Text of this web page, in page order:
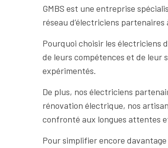
GMBS est une entreprise
réseau d’électriciens
Pourquoi choisir les électriciens
de leurs compétences et de leur
expérimentés.
De plus, nos électriciens
rénovation électrique, nos
confronté aux longues attentes
Pour simplifier encore